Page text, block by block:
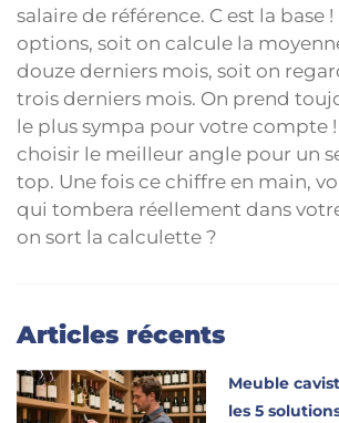
salaire de référence. C est la base
options, soit on calcule la
douze derniers mois, soit on
trois derniers mois. On prend
le plus sympa pour votre compte
choisir le meilleur angle pour un
top. Une fois ce chiffre en main,
qui tombera réellement dans
on sort la calculette ?
Articles récents
Meuble
les 5